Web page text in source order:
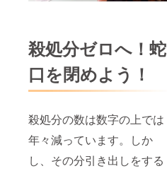
殺処分ゼロへ！蛇
口を閉めよう！
殺処分の数は数字の上では
年々減っています。しか
し、その分引き出しをする